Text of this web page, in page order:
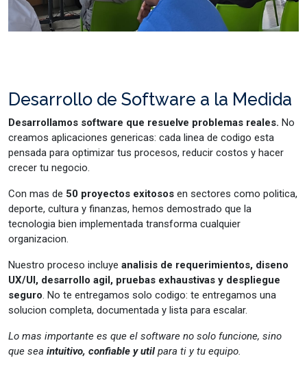
Desarrollo de Software a la Medida
Desarrollamos software que resuelve problemas reales. No
creamos aplicaciones genericas: cada linea de codigo esta
pensada para optimizar tus procesos, reducir costos y hacer
crecer tu negocio.
Con mas de 50 proyectos exitosos en sectores como politica,
deporte, cultura y finanzas, hemos demostrado que la
tecnologia bien implementada transforma cualquier
organizacion.
Nuestro proceso incluye analisis de requerimientos, diseno
UX/UI, desarrollo agil, pruebas exhaustivas y despliegue
seguro. No te entregamos solo codigo: te entregamos una
solucion completa, documentada y lista para escalar.
Lo mas importante es que el software no solo funcione, sino
que sea intuitivo, confiable y util para ti y tu equipo.